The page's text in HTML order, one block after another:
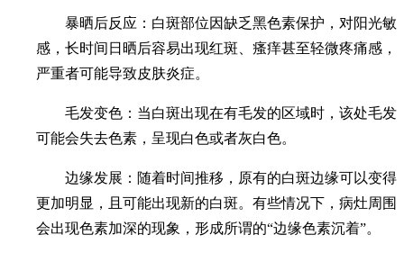
暴晒后反应：白斑部位因缺乏黑色素保护，对阳光敏
感，长时间日晒后容易出现红斑、瘙痒甚至轻微疼痛感，
严重者可能导致皮肤炎症。
毛发变色：当白斑出现在有毛发的区域时，该处毛发
可能会失去色素，呈现白色或者灰白色。
边缘发展：随着时间推移，原有的白斑边缘可以变得
更加明显，且可能出现新的白斑。有些情况下，病灶周围
会出现色素加深的现象，形成所谓的“边缘色素沉着”。